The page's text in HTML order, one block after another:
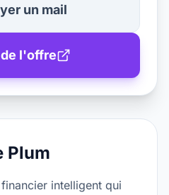
un mail
l'offre
Plum
intelligent qui